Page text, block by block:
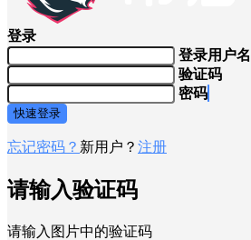
登录
登录用户名
验证码
密码
快速登录
忘记密码？ 新用户？ 注册
请输入验证码
请输入图片中的验证码